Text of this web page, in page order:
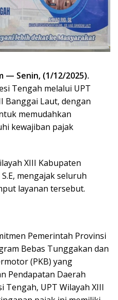
— Senin, (1/12/2025).
Tengah melalui UPT
Banggai Laut, dengan
memudahkan
kewajiban pajak
XIII Kabupaten
mengajak seluruh
layanan tersebut.
Pemerintah Provinsi
Bebas Tunggakan dan
(PKB) yang
Pendapatan Daerah
Tengah, UPT Wilayah XIII